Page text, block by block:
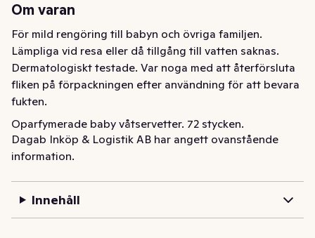
Om varan
För mild rengöring till babyn och övriga familjen.
Lämpliga vid resa eller då tillgång till vatten saknas.
Dermatologiskt testade. Var noga med att återförsluta
fliken på förpackningen efter användning för att bevara
fukten.
Oparfymerade baby våtservetter. 72 stycken.
Dagab Inköp & Logistik AB har angett ovanstående
information.
Innehåll